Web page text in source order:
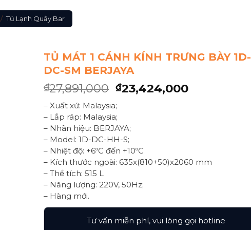
/ Tủ Lạnh Quầy Bar
TỦ MÁT 1 CÁNH KÍNH TRƯNG BÀY 1D-
DC-SM BERJAYA
₫27,891,000 ₫23,424,000
– Xuất xứ: Malaysia;
– Lắp ráp: Malaysia;
– Nhãn hiệu: BERJAYA;
– Model: 1D-DC-HH-S;
– Nhiệt độ: +6ºC đến +10ºC
– Kích thước ngoài: 635x(810+50)x2060 mm
– Thể tích: 515 L
– Năng lượng: 220V, 50Hz;
– Hàng mới.
Tư vấn miễn phí, vui lòng gọi hotline